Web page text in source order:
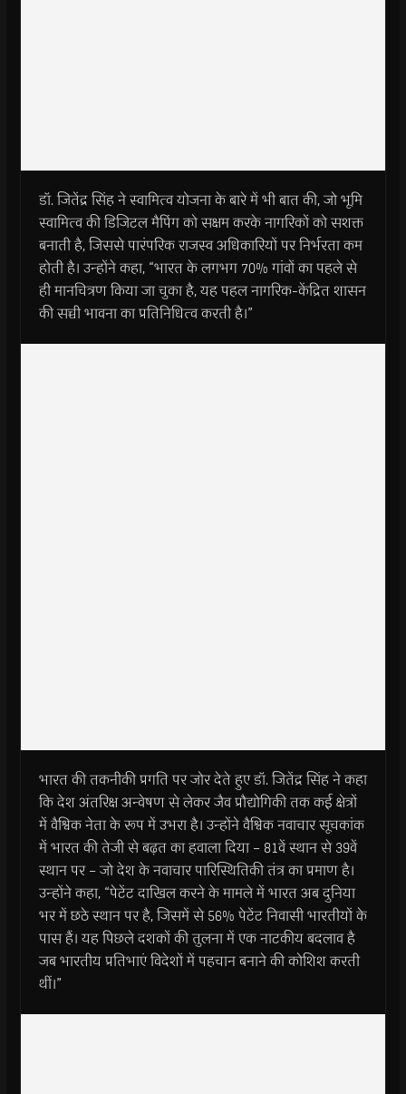
डॉ. जितेंद्र सिंह ने स्वामित्व योजना के बारे में भी बात की, जो भूमि
स्वामित्व की डिजिटल मैपिंग को सक्षम करके नागरिकों को सशक्त
बनाती है, जिससे पारंपरिक राजस्व अधिकारियों पर निर्भरता कम
होती है। उन्होंने कहा, “भारत के लगभग 70% गांवों का पहले से
ही मानचित्रण किया जा चुका है, यह पहल नागरिक-केंद्रित शासन
की सच्ची भावना का प्रतिनिधित्व करती है।”
भारत की तकनीकी प्रगति पर जोर देते हुए डॉ. जितेंद्र सिंह ने कहा
कि देश अंतरिक्ष अन्वेषण से लेकर जैव प्रौद्योगिकी तक कई क्षेत्रों
में वैश्विक नेता के रूप में उभरा है। उन्होंने वैश्विक नवाचार सूचकांक
में भारत की तेजी से बढ़त का हवाला दिया – 81वें स्थान से 39वें
स्थान पर – जो देश के नवाचार पारिस्थितिकी तंत्र का प्रमाण है।
उन्होंने कहा, “पेटेंट दाखिल करने के मामले में भारत अब दुनिया
भर में छठे स्थान पर है, जिसमें से 56% पेटेंट निवासी भारतीयों के
पास हैं। यह पिछले दशकों की तुलना में एक नाटकीय बदलाव है
जब भारतीय प्रतिभाएं विदेशों में पहचान बनाने की कोशिश करती
थीं।”